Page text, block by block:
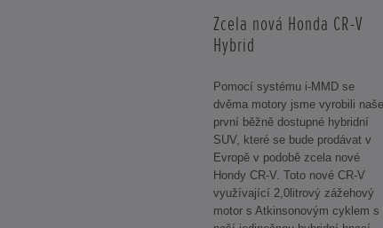
Zcela nová Honda CR-V
Hybrid
Pomocí systému i-MMD se
dvěma motory jsme vyrobili naše
první běžně dostupné hybridní
SUV, které se bude prodávat v
Evropě v podobě zcela nové
Hondy CR-V. Toto nové CR-V
využívající 2,0litrový zážehový
motor s Atkinsonovým cyklem s